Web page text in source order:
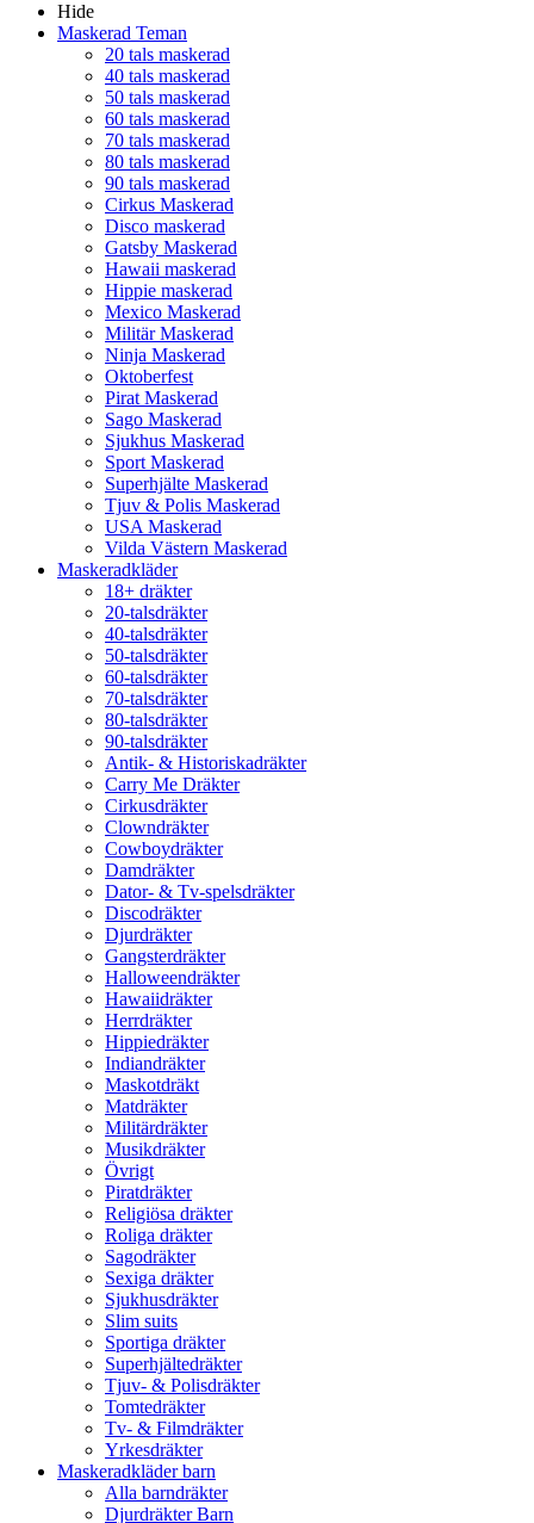
Hide
Maskerad Teman
20 tals maskerad
40 tals maskerad
50 tals maskerad
60 tals maskerad
70 tals maskerad
80 tals maskerad
90 tals maskerad
Cirkus Maskerad
Disco maskerad
Gatsby Maskerad
Hawaii maskerad
Hippie maskerad
Mexico Maskerad
Militär Maskerad
Ninja Maskerad
Oktoberfest
Pirat Maskerad
Sago Maskerad
Sjukhus Maskerad
Sport Maskerad
Superhjälte Maskerad
Tjuv & Polis Maskerad
USA Maskerad
Vilda Västern Maskerad
Maskeradkläder
18+ dräkter
20-talsdräkter
40-talsdräkter
50-talsdräkter
60-talsdräkter
70-talsdräkter
80-talsdräkter
90-talsdräkter
Antik- & Historiskadräkter
Carry Me Dräkter
Cirkusdräkter
Clowndräkter
Cowboydräkter
Damdräkter
Dator- & Tv-spelsdräkter
Discodräkter
Djurdräkter
Gangsterdräkter
Halloweendräkter
Hawaiidräkter
Herrdräkter
Hippiedräkter
Indiandräkter
Maskotdräkt
Matdräkter
Militärdräkter
Musikdräkter
Övrigt
Piratdräkter
Religiösa dräkter
Roliga dräkter
Sagodräkter
Sexiga dräkter
Sjukhusdräkter
Slim suits
Sportiga dräkter
Superhjältedräkter
Tjuv- & Polisdräkter
Tomtedräkter
Tv- & Filmdräkter
Yrkesdräkter
Maskeradkläder barn
Alla barndräkter
Djurdräkter Barn